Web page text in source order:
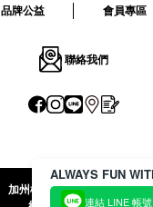
品牌公益 會員專區
聯絡我們
加州椰子國際股份有限公司
連結 LINE 帳號